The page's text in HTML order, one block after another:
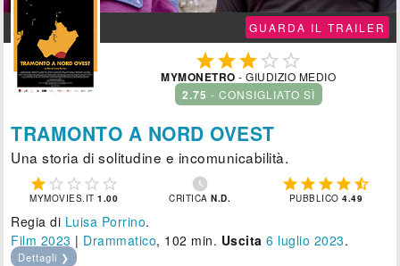
GUARDA IL TRAILER
  
MYMONETRO - GIUDIZIO MEDIO
2.75 - CONSIGLIATO SÌ
TRAMONTO A NORD OVEST
Una storia di solitudine e incomunicabilità.
    
MYMOVIES.IT1.00

CRITICAN.D.
    
PUBBLICO4.49
Regia di Luisa Porrino.
Film 2023 | Drammatico, 102 min. Uscita 6 luglio 2023.
Dettagli ❯